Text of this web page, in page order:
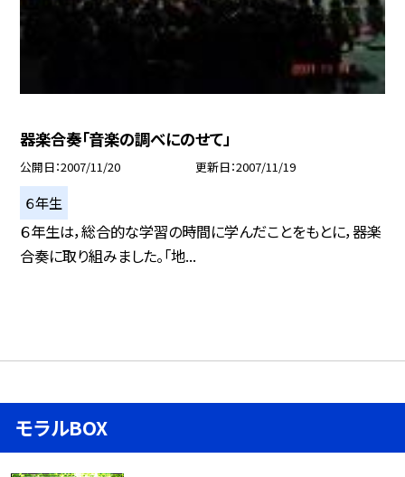
器楽合奏「音楽の調べにのせて」
公開日 2007/11/20 更新日 2007/11/19
６年生
６年生は，総合的な学習の時間に学んだことをもとに，器楽
合奏に取り組みました。「地...
モラルBOX